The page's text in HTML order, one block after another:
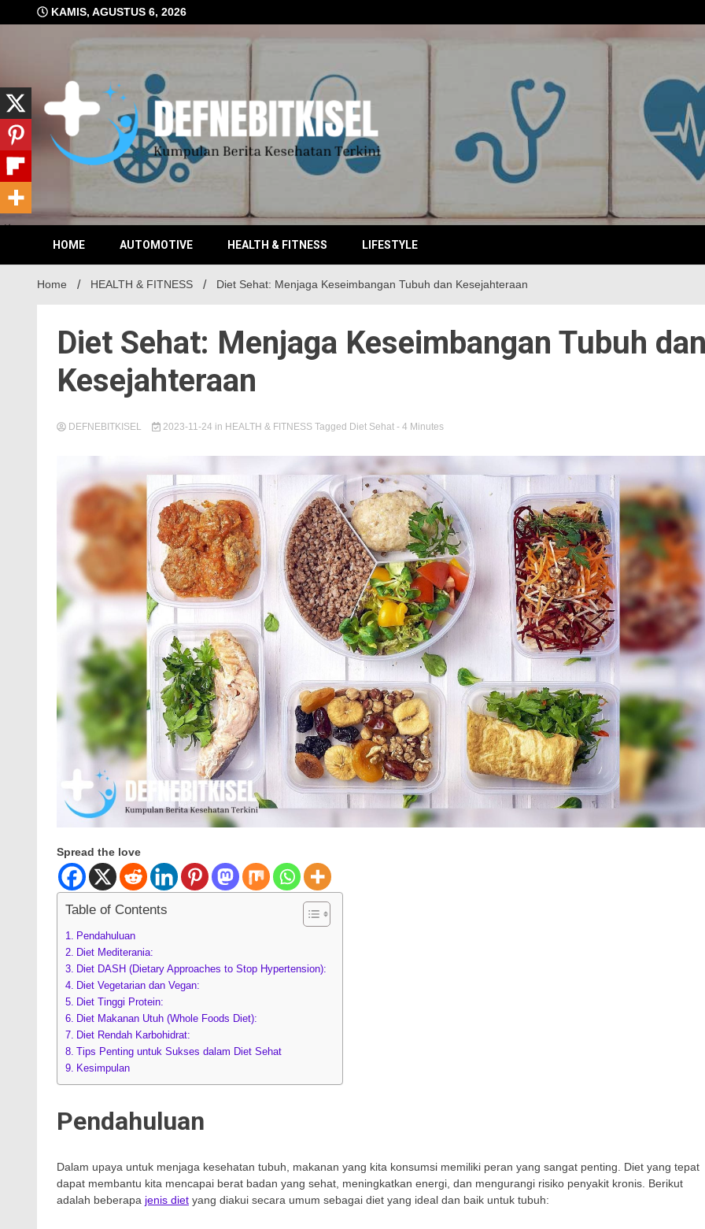
to
KAMIS, AGUSTUS 6, 2026
HOME AUTOMOTIVE HEALTH & FITNESS LIFESTYLE
Home HEALTH & FITNESS Diet Sehat: Menjaga Keseimbangan Tubuh dan Kesejahteraan
Diet Sehat: Menjaga Keseimbangan Tubuh
Kesejahteraan
DEFNEBITKISEL 2023-11-24 in HEALTH & FITNESS Tagged Diet Sehat - 4 Minutes
Spread the love
Table of Contents
Pendahuluan
Diet Mediterania:
Diet DASH (Dietary Approaches to Stop Hypertension):
Diet Vegetarian dan Vegan:
Diet Tinggi Protein:
Diet Makanan Utuh (Whole Foods Diet):
Diet Rendah Karbohidrat:
Tips Penting untuk Sukses dalam Diet Sehat
Kesimpulan
Pendahuluan
Dalam upaya untuk menjaga kesehatan tubuh, makanan yang kita konsumsi memiliki peran yang sangat penting. Diet yang tepat
dapat membantu kita mencapai berat badan yang sehat, meningkatkan energi, dan mengurangi risiko penyakit kronis. Berikut
adalah beberapa jenis diet yang diakui secara umum sebagai diet yang ideal dan baik untuk tubuh: